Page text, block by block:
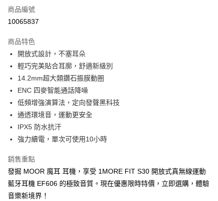
每筆NT$130，滿NT$399(含以上)免運費
商品編號
10065837
商品特色
開放式設計，不塞耳朵
輕巧完美貼合耳廓，舒適新級別
14.2mm超大類鑽石振膜動圈
ENC 四麥智能通話降噪
低頻增強演算法，定向發聲黑科技
通透環境音，運動更安全
IPX5 防水抗汗
強力續電，單次可使用10小時
銷售重點
發掘 MOOR 魔耳 耳機，享受 1MORE FIT S30 開放式真無線運動
藍牙耳機 EF606 的極致音質。現在優惠限時特價，立即選購，體驗
音樂新境界！